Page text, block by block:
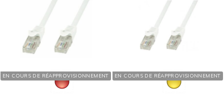
EN COURS DE RÉAPPROVISIONNEMENT
Réf. : 121024 EN COURS DE RÉAPPROVISIONNEMENT
Réf. : 121204